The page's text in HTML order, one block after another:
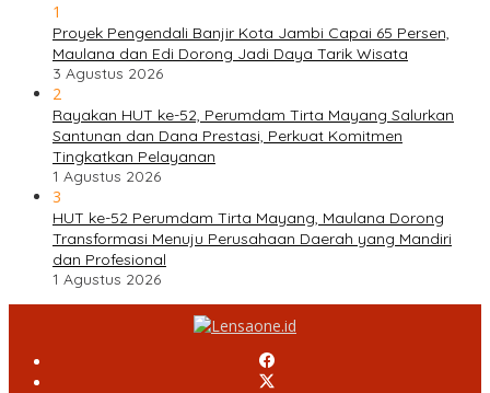
1
Proyek Pengendali Banjir Kota Jambi Capai 65 Persen,
Maulana dan Edi Dorong Jadi Daya Tarik Wisata
3 Agustus 2026
2
Rayakan HUT ke-52, Perumdam Tirta Mayang Salurkan
Santunan dan Dana Prestasi, Perkuat Komitmen
Tingkatkan Pelayanan
1 Agustus 2026
3
HUT ke-52 Perumdam Tirta Mayang, Maulana Dorong
Transformasi Menuju Perusahaan Daerah yang Mandiri
dan Profesional
1 Agustus 2026